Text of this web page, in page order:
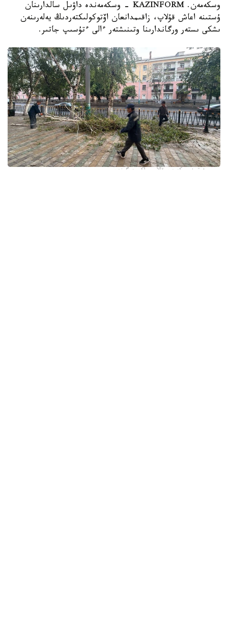
وسكەمەن. KAZINFORM - وسكەمەندە داۋىل سالدارىنان
ۇستىنە اعاش قۇلاپ، زاقىمدانعان اۆتوكولىكتەردىڭ يەلەرىنەن
ىشكى ىستەر ورگاندارىنا وتىنىشتەر ءالى ءتۇسىپ جاتىر.
فوتو: وسكەمەن قالاسى اكىمدىگىنەن